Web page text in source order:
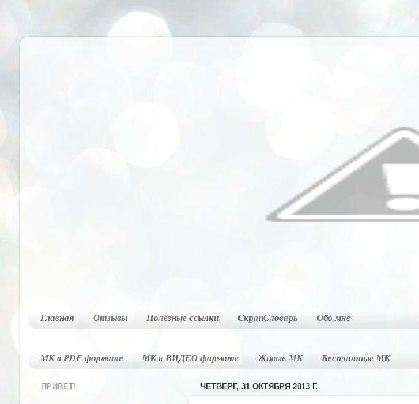
Главная Отзывы Полезные ссылки СкрапСловарь Обо мне
МК в PDF формате МК в ВИДЕО формате Живые МК Бесплатные МК
ЧЕТВЕРГ, 31 ОКТЯБРЯ 2013 Г.
ПРИВЕТ!